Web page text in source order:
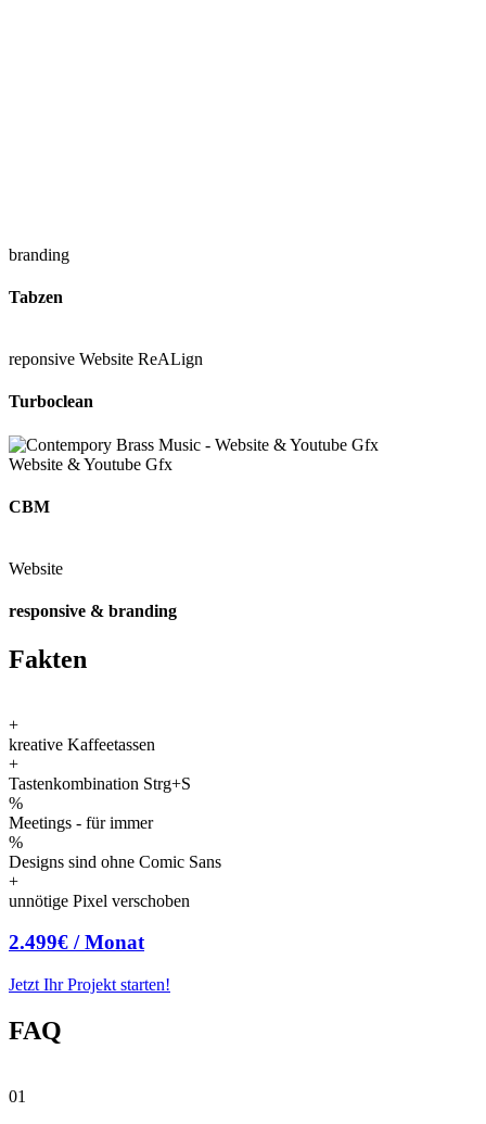
branding
Tabzen
reponsive Website ReALign
Turboclean
Website & Youtube Gfx
CBM
Website
responsive & branding
Fakten
+
kreative Kaffee­tassen
+
Tastenkombination Strg+S
%
Meetings - für immer
%
Designs sind ohne Comic Sans
+
unnötige Pixel verschoben
2.499€ / Monat
Jetzt Ihr Projekt starten!
FAQ
01